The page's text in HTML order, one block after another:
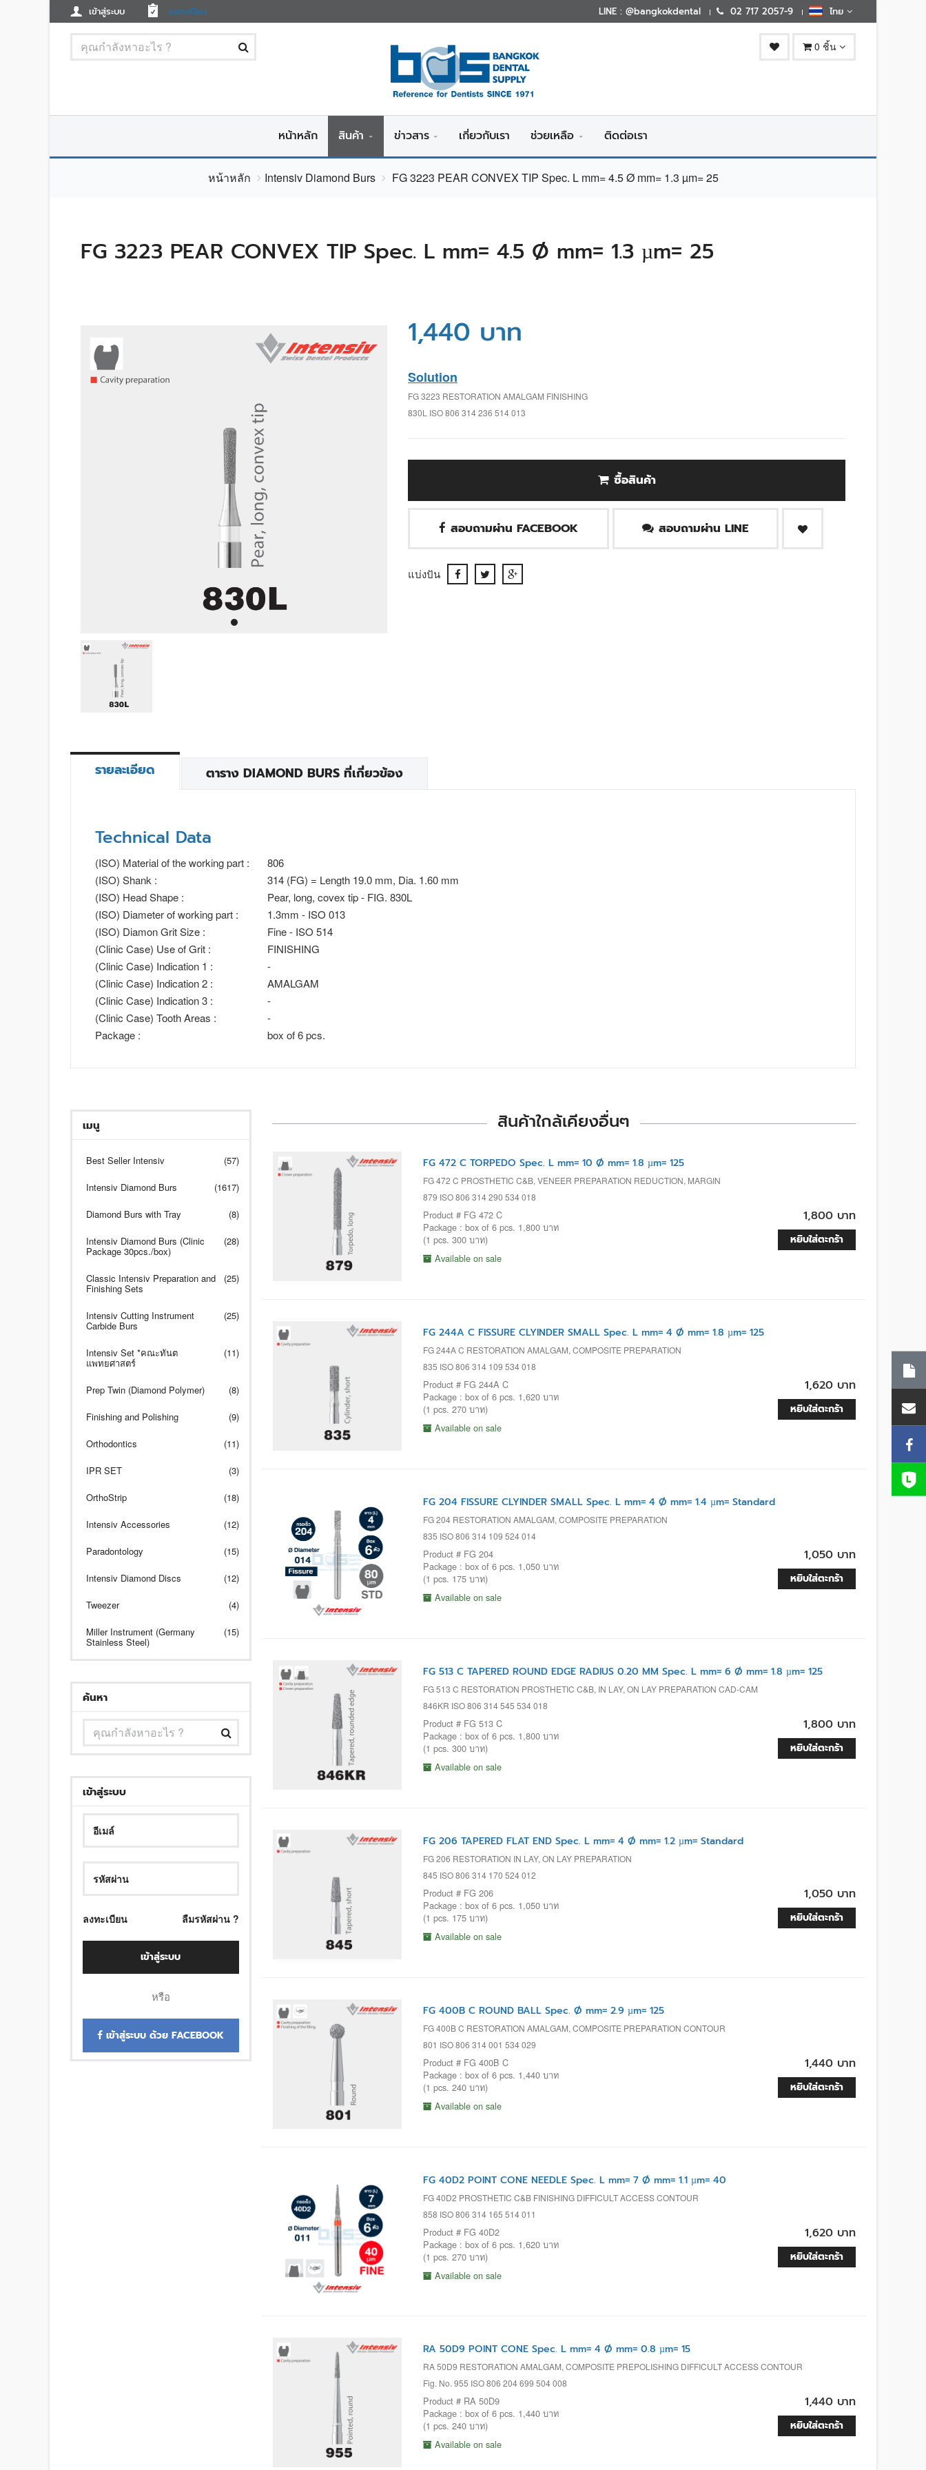
เข้าสู่ระบบ ลงทะเบียน LINE : @bangkokdental 02 717 2057-9 ไทย
0 ชิ้น
หน้าหลัก สินค้า ข่าวสาร เกี่ยวกับเรา ช่วยเหลือ ติดต่อเรา
หน้าหลัก Intensiv Diamond Burs FG 3223 PEAR CONVEX TIP Spec. L mm= 4.5 Ø mm= 1.3 µm= 25
FG 3223 PEAR CONVEX TIP Spec. L mm= 4.5 Ø mm= 1.3 µm= 25
1,440 บาท
Solution
FG 3223 RESTORATION AMALGAM FINISHING
830L ISO 806 314 236 514 013
ซื้อสินค้า
สอบถามผ่าน FACEBOOK สอบถามผ่าน LINE
แบ่งปัน
รายละเอียด ตาราง DIAMOND BURS ที่เกี่ยวข้อง
Technical Data
(ISO) Material of the working part :
806
(ISO) Shank :
314 (FG) = Length 19.0 mm, Dia. 1.60 mm
(ISO) Head Shape :
Pear, long, covex tip - FIG. 830L
(ISO) Diameter of working part :
1.3mm - ISO 013
(ISO) Diamon Grit Size :
Fine - ISO 514
(Clinic Case) Use of Grit :
FINISHING
(Clinic Case) Indication 1 :
-
(Clinic Case) Indication 2 :
AMALGAM
(Clinic Case) Indication 3 :
-
(Clinic Case) Tooth Areas :
-
Package :
box of 6 pcs.
เมนู
Best Seller Intensiv (57)
Intensiv Diamond Burs (1617)
Diamond Burs with Tray (8)
Intensiv Diamond Burs (Clinic
Package 30pcs./box)
(28)
Classic Intensiv Preparation and
Finishing Sets
(25)
Intensiv Cutting Instrument
Carbide Burs
(25)
Intensiv Set *คณะทันต
แพทยศาสตร์
(11)
Prep Twin (Diamond Polymer) (8)
Finishing and Polishing (9)
Orthodontics (11)
IPR SET (3)
OrthoStrip (18)
Intensiv Accessories (12)
Paradontology (15)
Intensiv Diamond Discs (12)
Tweezer (4)
Miller Instrument (Germany
Stainless Steel)
(15)
ค้นหา
เข้าสู่ระบบ
ลงทะเบียน ลืมรหัสผ่าน ?
เข้าสู่ระบบ
หรือ
เข้าสู่ระบบ ด้วย FACEBOOK
สินค้าใกล้เคียงอื่นๆ
FG 472 C TORPEDO Spec. L mm= 10 Ø mm= 1.8 µm= 125
FG 472 C PROSTHETIC C&B, VENEER PREPARATION REDUCTION, MARGIN
879 ISO 806 314 290 534 018
Product # FG 472 C
Package : box of 6 pcs. 1,800 บาท
(1 pcs. 300 บาท)
Available on sale
1,800 บาท
หยิบใส่ตะกร้า
FG 244A C FISSURE CLYINDER SMALL Spec. L mm= 4 Ø mm= 1.8 µm= 125
FG 244A C RESTORATION AMALGAM, COMPOSITE PREPARATION
835 ISO 806 314 109 534 018
Product # FG 244A C
Package : box of 6 pcs. 1,620 บาท
(1 pcs. 270 บาท)
Available on sale
1,620 บาท
หยิบใส่ตะกร้า
FG 204 FISSURE CLYINDER SMALL Spec. L mm= 4 Ø mm= 1.4 µm= Standard
FG 204 RESTORATION AMALGAM, COMPOSITE PREPARATION
835 ISO 806 314 109 524 014
Product # FG 204
Package : box of 6 pcs. 1,050 บาท
(1 pcs. 175 บาท)
Available on sale
1,050 บาท
หยิบใส่ตะกร้า
FG 513 C TAPERED ROUND EDGE RADIUS 0.20 MM Spec. L mm= 6 Ø mm= 1.8 µm= 125
FG 513 C RESTORATION PROSTHETIC C&B, IN LAY, ON LAY PREPARATION CAD-CAM
846KR ISO 806 314 545 534 018
Product # FG 513 C
Package : box of 6 pcs. 1,800 บาท
(1 pcs. 300 บาท)
Available on sale
1,800 บาท
หยิบใส่ตะกร้า
FG 206 TAPERED FLAT END Spec. L mm= 4 Ø mm= 1.2 µm= Standard
FG 206 RESTORATION IN LAY, ON LAY PREPARATION
845 ISO 806 314 170 524 012
Product # FG 206
Package : box of 6 pcs. 1,050 บาท
(1 pcs. 175 บาท)
Available on sale
1,050 บาท
หยิบใส่ตะกร้า
FG 400B C ROUND BALL Spec. Ø mm= 2.9 µm= 125
FG 400B C RESTORATION AMALGAM, COMPOSITE PREPARATION CONTOUR
801 ISO 806 314 001 534 029
Product # FG 400B C
Package : box of 6 pcs. 1,440 บาท
(1 pcs. 240 บาท)
Available on sale
1,440 บาท
หยิบใส่ตะกร้า
FG 40D2 POINT CONE NEEDLE Spec. L mm= 7 Ø mm= 1.1 µm= 40
FG 40D2 PROSTHETIC C&B FINISHING DIFFICULT ACCESS CONTOUR
858 ISO 806 314 165 514 011
Product # FG 40D2
Package : box of 6 pcs. 1,620 บาท
(1 pcs. 270 บาท)
Available on sale
1,620 บาท
หยิบใส่ตะกร้า
RA 50D9 POINT CONE Spec. L mm= 4 Ø mm= 0.8 µm= 15
RA 50D9 RESTORATION AMALGAM, COMPOSITE PREPOLISHING DIFFICULT ACCESS CONTOUR
Fig. No. 955 ISO 806 204 699 504 008
Product # RA 50D9
Package : box of 6 pcs. 1,440 บาท
(1 pcs. 240 บาท)
Available on sale
1,440 บาท
หยิบใส่ตะกร้า